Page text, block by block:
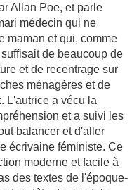
Allan Poe, et parle
médecin qui ne
maman et qui, comme
de beaucoup de
et de recentrage sur
ménagères et de
L'autrice a vécu la
et a suivi les
balancer et d'aller
écrivaine féministe. Ce
moderne et facile à
des textes de l'époque-